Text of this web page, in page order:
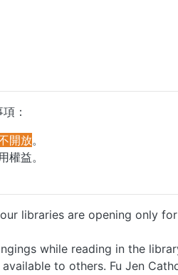
：
開放。
益。
libraries are opening only
while reading in the
to others. Fu Jen